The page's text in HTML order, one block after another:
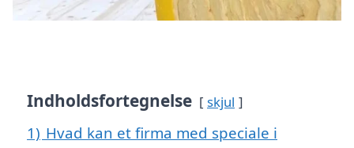
Indholdsfortegnelse skjul
1) Hvad kan et firma med speciale i